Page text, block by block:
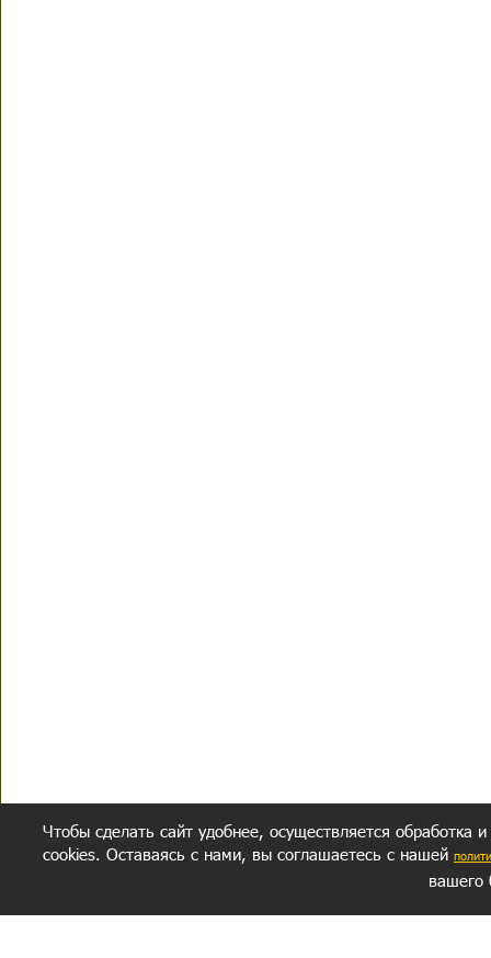
Чтобы сделать сайт удобнее, осуществляется обработка
cookies. Оставаясь с нами, вы соглашаетесь с нашей
вашего